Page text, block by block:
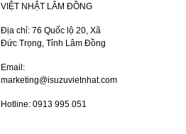
VIỆT NHẬT LÂM ĐỒNG
Địa chỉ: 76 Quốc lộ 20, Xã
Đức Trọng, Tỉnh Lâm Đồng
Email:
marketing@isuzuvietnhat.com
Hotline: 0913 995 051